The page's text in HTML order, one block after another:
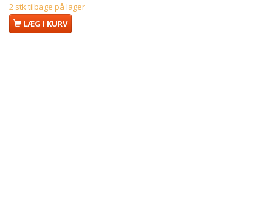
2 stk tilbage på lager
LÆG I KURV